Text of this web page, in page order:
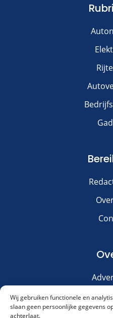
Wij gebruiken functionele en
slaan geen persoonlijke gegevens
achterlaat.
Privacy